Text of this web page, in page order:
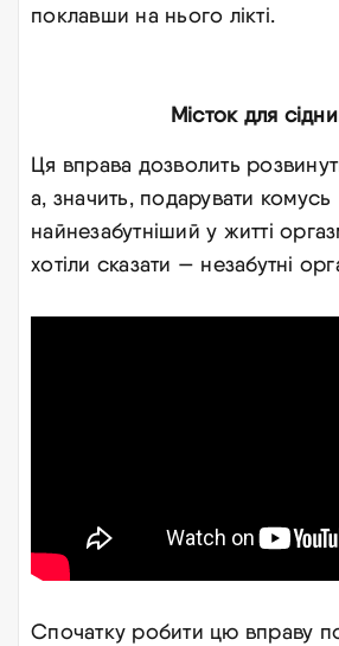
поклавши на нього лікті.
Місток для
Ця вправа дозволить
а, значить, подарувати комусь
найнезабутніший у житті
хотіли сказати — незабутні
Спочатку робити цю вправу